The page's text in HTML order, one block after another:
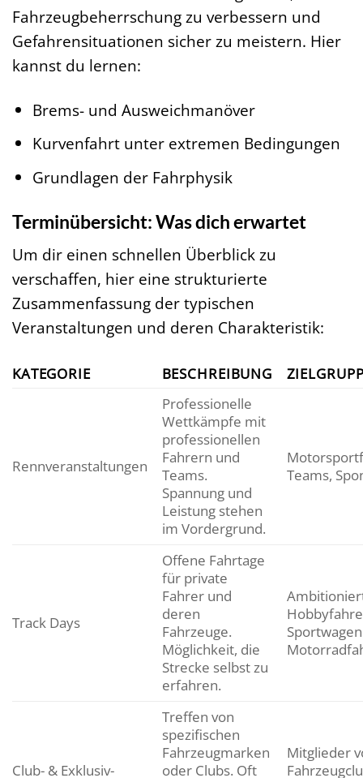
Fahrzeugbeherrschung zu verbessern und
Gefahrensituationen sicher zu meistern. Hier
kannst du lernen:
Brems- und Ausweichmanöver
Kurvenfahrt unter extremen Bedingungen
Grundlagen der Fahrphysik
Terminübersicht: Was dich erwartet
Um dir einen schnellen Überblick zu
verschaffen, hier eine strukturierte
Zusammenfassung der typischen
Veranstaltungen und deren Charakteristik:
KATEGORIE BESCHREIBUNG
Rennveranstaltungen
Professionelle
Wettkämpfe mit
professionellen
Fahrern und
Teams.
Spannung und
Leistung stehen
im Vordergrund.
Teams,
Track Days
Offene Fahrtage
für private
Fahrer und
deren
Fahrzeuge.
Möglichkeit, die
Strecke selbst zu
erfahren.
Club- & Exklusiv-
Treffen von
spezifischen
Fahrzeugmarken
oder Clubs. Oft
Mitglieder